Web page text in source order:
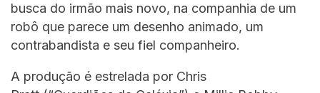
busca do irmão mais novo, na companhia de um
robô que parece um desenho animado, um
contrabandista e seu fiel companheiro.
A produção é estrelada por Chris